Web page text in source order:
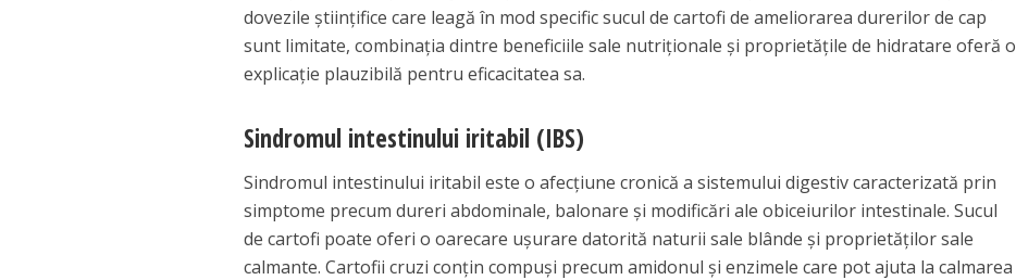
dovezile științifice care leagă în mod specific sucul de cartofi de ameliorarea durerilor de cap
sunt limitate, combinația dintre beneficiile sale nutriționale și proprietățile de hidratare oferă o
explicație plauzibilă pentru eficacitatea sa.
Sindromul intestinului iritabil (IBS)
Sindromul intestinului iritabil este o afecțiune cronică a sistemului digestiv caracterizată prin
simptome precum dureri abdominale, balonare și modificări ale obiceiurilor intestinale. Sucul
de cartofi poate oferi o oarecare ușurare datorită naturii sale blânde și proprietăților sale
calmante. Cartofii cruzi conțin compuși precum amidonul și enzimele care pot ajuta la calmarea